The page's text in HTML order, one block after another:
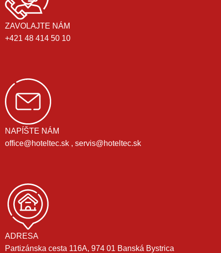
ZAVOLAJTE NÁM
+421 48 414 50 10
NAPÍŠTE NÁM
office@hoteltec.sk , servis@hoteltec.sk
ADRESA
Partizánska cesta 116A, 974 01 Banská Bystrica